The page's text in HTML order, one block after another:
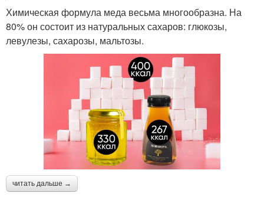
Химическая формула меда весьма многообразна. На
80% он состоит из натуральных сахаров: глюкозы,
левулезы, сахарозы, мальтозы.
читать дальше →